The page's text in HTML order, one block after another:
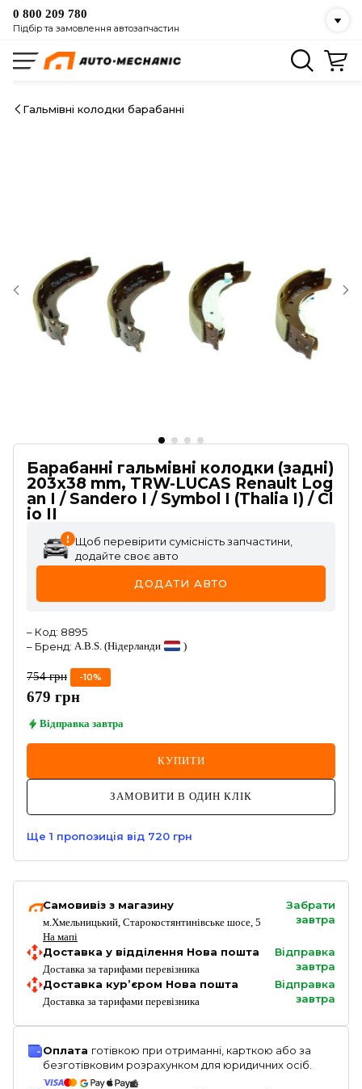
0 800 209 780
Підбір та замовлення автозапчастин
Гальмівні колодки барабанні
Барабанні гальмівні колодки (задні)
203x38 mm, TRW-LUCAS Renault Log
an I / Sandero I / Symbol I (Thalia I) / Cl
io II
Щоб перевірити сумісність запчастини,
додайте своє авто
ДОДАТИ АВТО
– Код: 8895
– Бренд: A.B.S. (Нідерланди )
754 грн -10%
679 грн
Відправка завтра
КУПИТИ
ЗАМОВИТИ В ОДИН КЛІК
Ще 1 пропозиція від 720 грн
Самовивіз з магазину
м.Хмельницький, Старокостянтинівське шосе, 5
На мапі
Забрати
завтра
Доставка у відділення Нова пошта
Доставка за тарифами перевізника
Відправка
завтра
Доставка кур’єром Нова пошта
Доставка за тарифами перевізника
Відправка
завтра
Оплата готівкою при отриманні, карткою або за
безготівковим розрахунком для юридичних осіб.